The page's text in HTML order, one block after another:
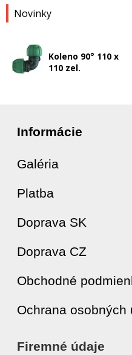
Novinky
Koleno 90° 110 x
110 zel.
Informácie
Galéria
Platba
Doprava SK
Doprava CZ
Obchodné
Ochrana osobných
Firemné údaje